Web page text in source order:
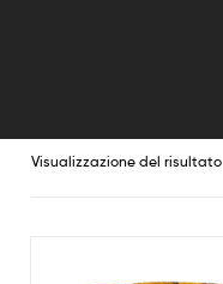
Visualizzazione del risultato